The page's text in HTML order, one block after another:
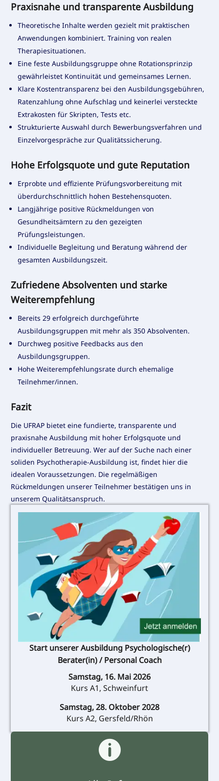
Praxisnahe und transparente Ausbildung
Theoretische Inhalte werden gezielt mit praktischen
Anwendungen kombiniert. Training von realen
Therapiesituationen.
Eine feste Ausbildungsgruppe ohne Rotationsprinzip
gewährleistet Kontinuität und gemeinsames Lernen.
Klare Kostentransparenz bei den Ausbildungsgebühren,
Ratenzahlung ohne Aufschlag und keinerlei versteckte
Extrakosten für Skripten, Tests etc.
Strukturierte Auswahl durch Bewerbungsverfahren und
Einzelvorgespräche zur Qualitätssicherung.
Hohe Erfolgsquote und gute Reputation
Erprobte und effiziente Prüfungsvorbereitung mit
überdurchschnittlich hohen Bestehensquoten.
Langjährige positive Rückmeldungen von
Gesundheitsämtern zu den gezeigten
Prüfungsleistungen.
Individuelle Begleitung und Beratung während der
gesamten Ausbildungszeit.
Zufriedene Absolventen und starke
Weiterempfehlung
Bereits 29 erfolgreich durchgeführte
Ausbildungsgruppen mit mehr als 350 Absolventen.
Durchweg positive Feedbacks aus den
Ausbildungsgruppen.
Hohe Weiterempfehlungsrate durch ehemalige
Teilnehmer/innen.
Fazit
Die UFRAP bietet eine fundierte, transparente und
praxisnahe Ausbildung mit hoher Erfolgsquote und
individueller Betreuung. Wer auf der Suche nach einer
soliden Psychotherapie-Ausbildung ist, findet hier die
idealen Voraussetzungen. Die regelmäßigen
Rückmeldungen unserer Teilnehmer bestätigen uns in
unserem Qualitätsanspruch.
Start unserer Ausbildung Psychologische(r)
Berater(in) / Personal Coach
Samstag, 16. Mai 2026
Kurs A1, Schweinfurt
Samstag, 28. Oktober 2028
Kurs A2, Gersfeld/Rhön
